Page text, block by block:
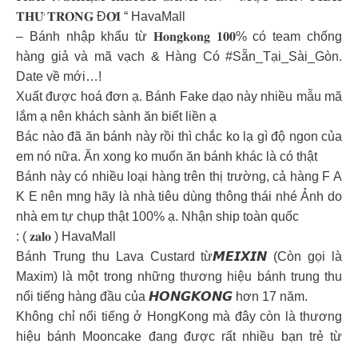
𝐓𝐇𝐔̛̉ 𝐓𝐑𝐎𝐍𝐆 Đ𝐎̛̀𝐈 “ HavaMall
– Bánh nhập khẩu từ 𝐇𝐨𝐧𝐠𝐤𝐨𝐧𝐠 𝟏𝟎𝟎% có team chống
hàng giả và mã vạch & Hàng Có #Sẵn_Tại_Sài_Gòn.
Date về mới…!
Xuất được hoá đơn ạ. Bánh Fake dạo này nhiều mẫu mã
lắm ạ nên khách sành ăn biết liền ạ
Bác nào đã ăn bánh này rồi thì chắc ko lạ gì độ ngon của
em nó nữa. Ăn xong ko muốn ăn bánh khác là có thật
Bánh này có nhiều loại hàng trên thị trường, cả hàng F A
K E nên mng hãy là nhà tiêu dùng thông thái nhé Ảnh do
nhà em tự chụp thật 100% ạ. Nhận ship toàn quốc
: ( 𝐳𝐚𝐥𝐨 ) HavaMall
Bánh Trung thu Lava Custard từ𝙈𝙀𝙄𝙓𝙄𝙉 (Còn gọi là
Maxim) là một trong những thương hiệu bánh trung thu
nổi tiếng hàng đầu của 𝙃𝙊𝙉𝙂𝙆𝙊𝙉𝙂 hơn 17 năm.
Không chỉ nổi tiếng ở HongKong mà đây còn là thương
hiệu bánh Mooncake đang được rất nhiều bạn trẻ từ